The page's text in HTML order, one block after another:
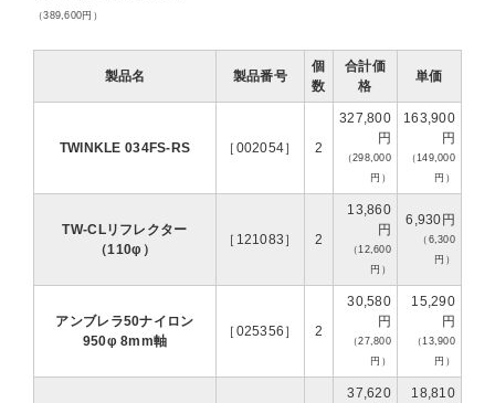
（389,600円）
製品名 製品番号
個
数
合計価
格
単価
TWINKLE 034FS-RS ［002054］ 2
327,800
円
（298,000
円）
163,900
円
（149,000
円）
TW-CLリフレクター
（110φ）
［121083］ 2
13,860
円
（12,600
円）
6,930円
（6,300
円）
アンブレラ50ナイロン
950φ 8mm軸
［025356］ 2
30,580
円
（27,800
円）
15,290
円
（13,900
円）
37,620
18,810